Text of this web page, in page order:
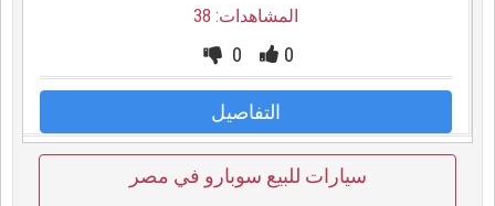
المشاهدات: 38
0
0
التفاصيل
سيارات للبيع سوبارو في مصر